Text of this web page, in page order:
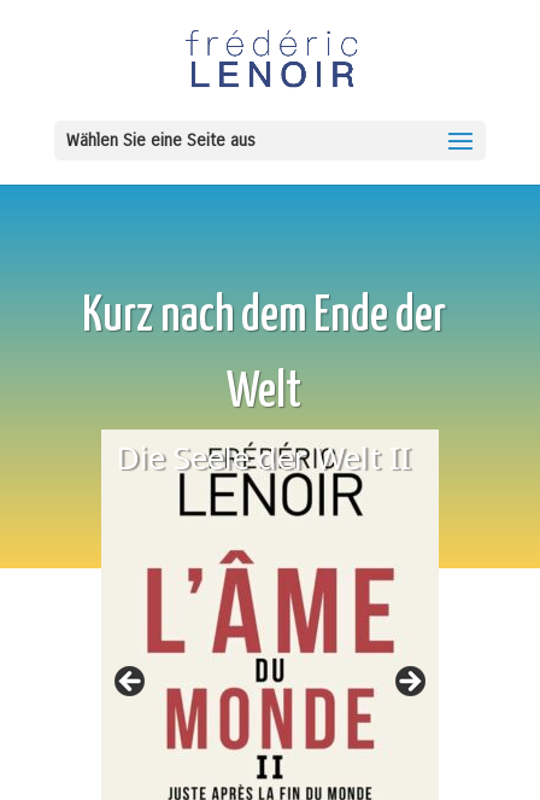
Wählen Sie eine Seite aus
Kurz nach dem Ende der
Welt
Die Seele der Welt II